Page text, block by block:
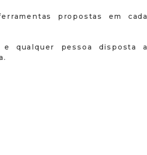
propostas em cada
qualquer pessoa disposta a